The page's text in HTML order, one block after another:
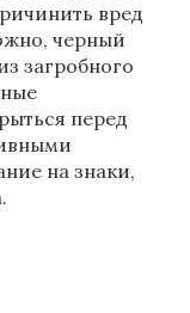
вред
черный
загробного
перед
на знаки,